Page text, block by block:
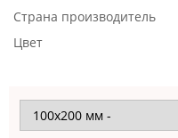
Страна производитель
Цвет